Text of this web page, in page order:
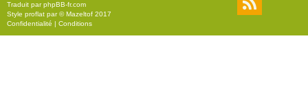
r
Traduit parphpBB-fr.com
Style proflat par ©Mazeltof 2017
Confidentialité | Conditions